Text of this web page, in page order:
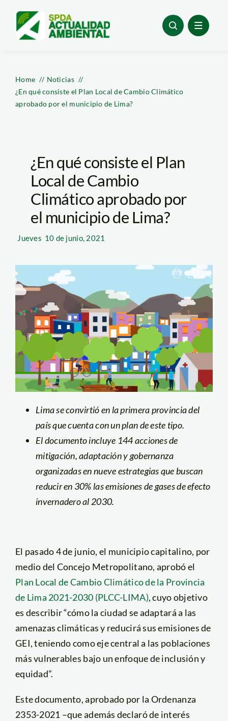
content
Home
Noticias
¿En qué consiste el Plan Local de Cambio Climático
aprobado por el municipio de Lima?
¿En qué consiste el Plan
Local de Cambio
Climático aprobado por
el municipio de Lima?
Jueves 10 de junio, 2021
Lima se convirtió en la primera provincia del
país que cuenta con un plan de este tipo.
El documento incluye 144 acciones de
mitigación, adaptación y gobernanza
organizadas en nueve estrategias que buscan
reducir en 30% las emisiones de gases de efecto
invernadero al 2030.
El pasado 4 de junio, el municipio capitalino, por
medio del Concejo Metropolitano, aprobó el
Plan Local de Cambio Climático de la Provincia
de Lima 2021-2030 (PLCC-LIMA), cuyo objetivo
es describir “cómo la ciudad se adaptará a las
amenazas climáticas y reducirá sus emisiones de
GEI, teniendo como eje central a las poblaciones
más vulnerables bajo un enfoque de inclusión y
equidad”.
Este documento, aprobado por la Ordenanza
2353-2021 –que además declaró de interés